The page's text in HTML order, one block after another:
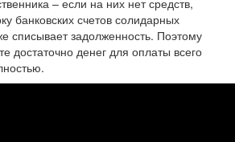
– если на них нет средств,
банковских счетов солидарных
списывает задолженность. Поэтому
достаточно денег для оплаты всего